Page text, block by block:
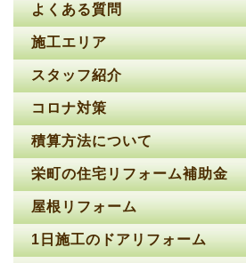
よくある質問
施工エリア
スタッフ紹介
コロナ対策
積算方法について
栄町の住宅リフォーム補助金
屋根リフォーム
1日施工のドアリフォーム